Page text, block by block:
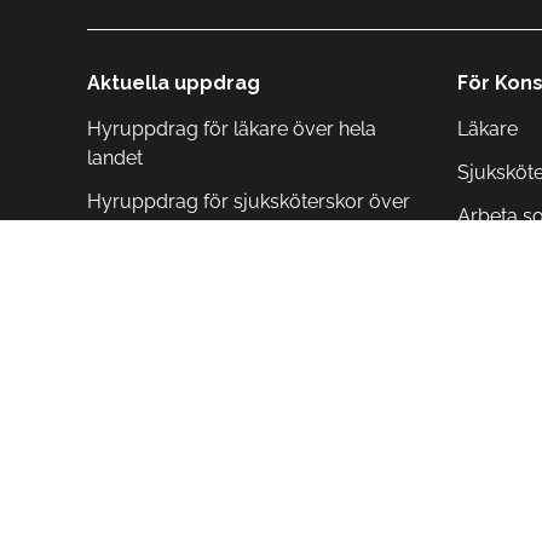
Aktuella uppdrag
Hyruppdrag för läkare över hela
landet
Hyruppdrag för sjuksköterskor över
För
Läkare
Arbeta